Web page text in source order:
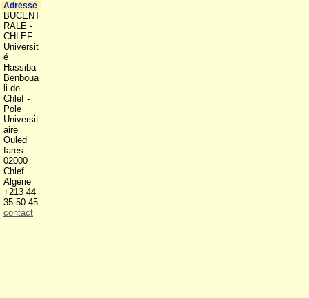
Adresse
BUCENT
RALE -
CHLEF
Universit
é
Hassiba
Benboua
li de
Chlef -
Pole
Universit
aire
Ouled
fares
02000
Chlef
Algérie
+213 44
35 50 45
contact